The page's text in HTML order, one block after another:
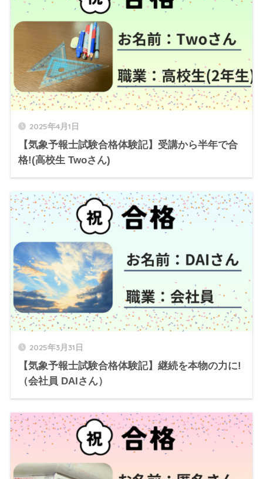
2025年4月1日
【気象予報士試験合格体験記】受講から半年で合
格!(高校生 Twoさん)
2025年3月31日
【気象予報士試験合格体験記】継続を本物の力に!
（会社員 DAIさん）